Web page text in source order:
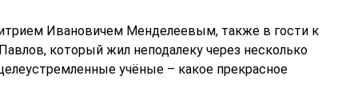
Ивановичем Менделеевым, также в гости к
который жил неподалеку через несколько
учёные – какое прекрасное